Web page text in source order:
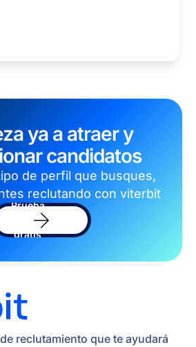
ya a atraer y
candidatos
de perfil que busques,
reclutando con viterbit
Prueba
sofware
gratis
reclutamiento que te ayudará